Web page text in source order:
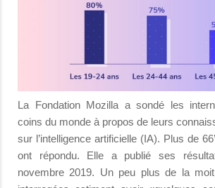
La Fondation Mozilla a sondé les
coins du monde à propos de leurs
sur l’intelligence artificielle (IA). Plus de
ont répondu. Elle a publié ses
novembre 2019. Un peu plus de la